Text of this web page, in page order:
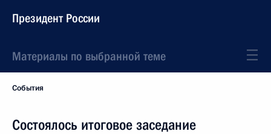
Президент России
Материалы по выбранной теме
События
Состоялось итоговое заседание